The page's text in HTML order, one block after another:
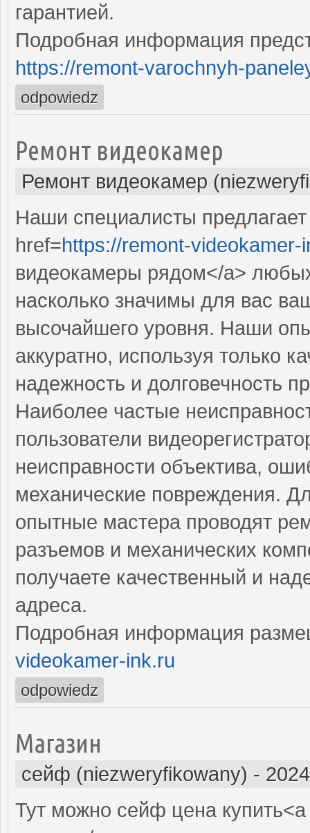
гарантией.
Подробная информация
https://remont-varochnyh-
odpowiedz
Ремонт видеокамер
Ремонт видеокамер
Наши специалисты
href=https://remont-videokamer-
видеокамеры рядом</a>
насколько значимы для вас
высочайшего уровня. Наши
аккуратно, используя только
надежность и долговечность
Наиболее частые
пользователи
неисправности объектива,
механические повреждения.
опытные мастера проводят
разъемов и механических
получаете качественный и
адреса.
Подробная информация
videokamer-ink.ru
odpowiedz
Магазин
сейф (niezweryfikowany) -
Тут можно сейф цена